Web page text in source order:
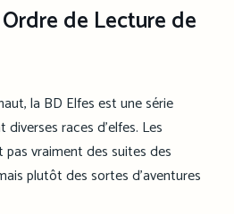
de Lecture de
la BD Elfes est une série
races d’elfes. Les
vraiment des suites des
plutôt des sortes d’aventures